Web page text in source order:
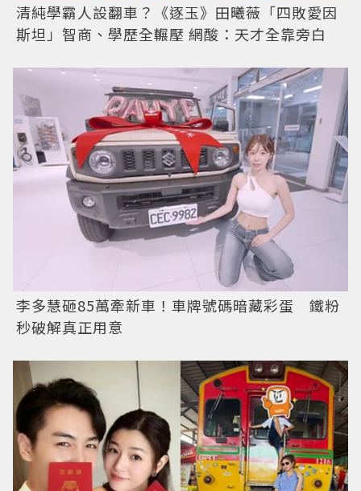
清純學霸人設翻車？《逐玉》田曦薇「四敗愛因
斯坦」智商、學歷全輾壓 網酸：天才全靠旁白
李多慧砸85萬牽新車！車牌號碼暗藏彩蛋 鐵粉
秒破解真正用意